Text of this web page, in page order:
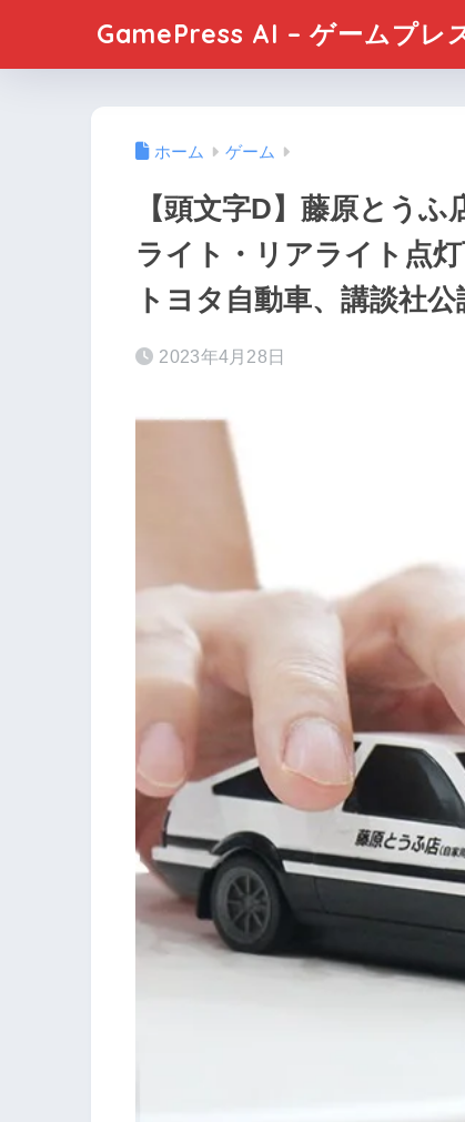
GamePress AI – ゲームプレ
ホーム ゲーム
【頭文字D】藤原とう
ライト・リアライト点
トヨタ自動車、講談社
2023年4月28日